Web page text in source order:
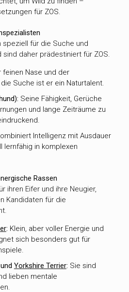
für ZOS.
speziell für die Suche und
daher prädestiniert für ZOS.
feinen Nase und der
Suche ist er ein Naturtalent.
Seine Fähigkeit, Gerüche
und lange Zeiträume zu
Intelligenz mit Ausdauer
lernfähig in komplexen
Rassen
ihren Eifer und ihre Neugier,
Kandidaten für die
: Klein, aber voller Energie und
sich besonders gut für
Yorkshire Terrier: Sie sind
lieben mentale